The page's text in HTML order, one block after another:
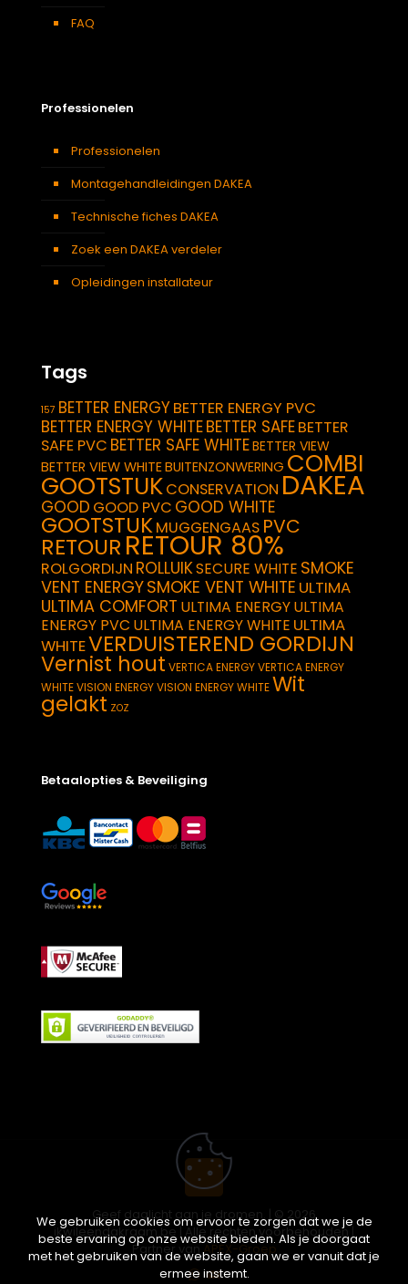
FAQ
Professionelen
Professionelen
Montagehandleidingen DAKEA
Technische fiches DAKEA
Zoek een DAKEA verdeler
Opleidingen installateur
Tags
157 BETTER ENERGYBETTER ENERGY PVC
BETTER ENERGY WHITEBETTER SAFEBETTER
SAFE PVC BETTER SAFE WHITEBETTER VIEW
BETTER VIEW WHITEBUITENZONWERING COMBI
GOOTSTUKCONSERVATION DAKEA
GOOD GOOD PVC GOOD WHITE
GOOTSTUKMUGGENGAAS PVC
RETOUR RETOUR 80%
ROLGORDIJN ROLLUIKSECURE WHITE SMOKE
VENT ENERGYSMOKE VENT WHITE ULTIMA
ULTIMA COMFORT ULTIMA ENERGYULTIMA
ENERGY PVC ULTIMA ENERGY WHITE ULTIMA
WHITEVERDUISTEREND GORDIJN
Vernist hout VERTICA ENERGYVERTICA ENERGY
WHITEVISION ENERGYVISION ENERGY WHITEWit
gelakt ZOZ
Betaalopties & Beveiliging
Geef daglicht aan je dromen. | © 2026
ikwileendakraam.be | Alle rechten voorbehouden |
Partner vanAPEX-Groep
We gebruiken cookies om ervoor te zorgen dat we je de
beste ervaring op onze website bieden. Als je doorgaat
met het gebruiken van de website, gaan we er vanuit dat je
ermee instemt.